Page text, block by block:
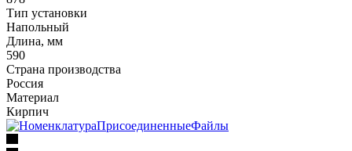
Тип установки
Напольный
Длина, мм
590
Страна производства
Россия
Материал
Кирпич